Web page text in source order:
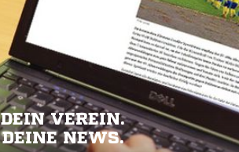
DEIN VEREIN.
DEINE NEWS.